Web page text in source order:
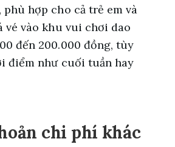
phù hợp cho cả trẻ em và
vé vào khu vui chơi dao
đến 200.000 đồng, tùy
điểm như cuối tuần hay
chi phí khác